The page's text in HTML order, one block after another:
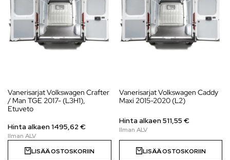
Vanerisarjat Volkswagen Crafter
/ Man TGE 2017- (L3H1),
Etuveto
Hinta alkaen1495,62€
LISÄÄ OSTOSKORIIN
Vanerisarjat Volkswagen Caddy
Maxi 2015-2020 (L2)
Hinta alkaen511,55 €
LISÄÄ OSTOSKORIIN